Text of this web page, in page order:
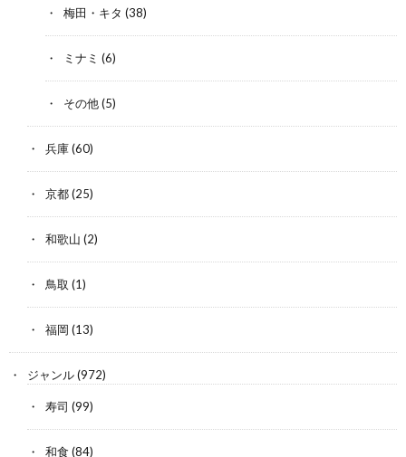
梅田・キタ (38)
ミナミ (6)
その他(5)
兵庫(60)
京都(25)
和歌山 (2)
鳥取 (1)
福岡 (13)
ジャンル(972)
寿司 (99)
和食 (84)